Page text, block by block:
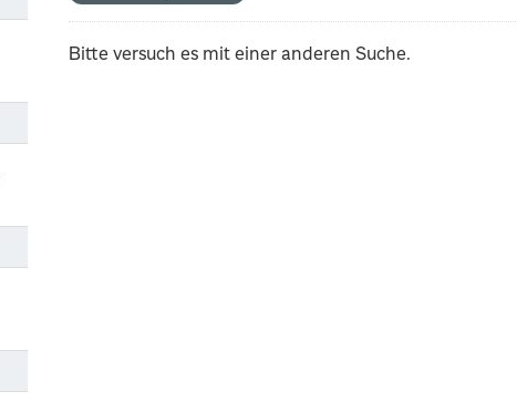
Bitte versuch es mit einer anderen Suche.